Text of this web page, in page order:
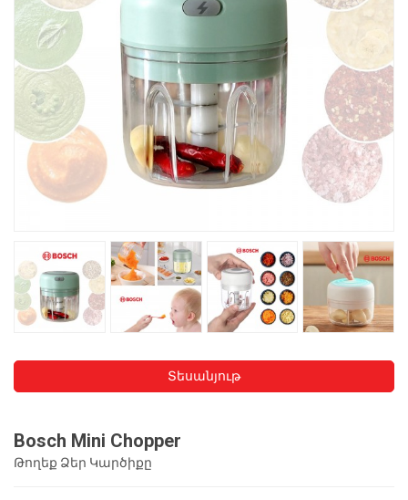
Լավագույն Վաճառք
Տեսանյութ
Bosch Mini Chopper
Թողեք Ձեր Կարծիքը